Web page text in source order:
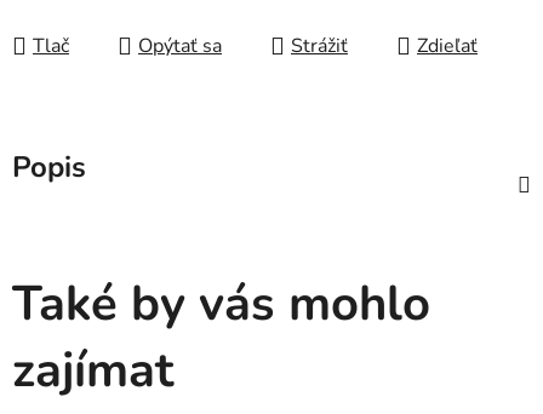
Tlač Opýtať sa Strážiť Zdieľať
Popis
Také by vás mohlo
zajímat